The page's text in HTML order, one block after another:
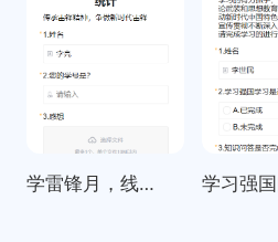
学雷锋月，线上打卡活动统计